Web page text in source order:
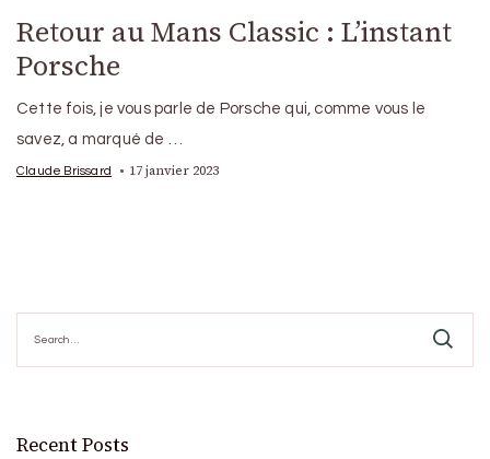
Retour au Mans Classic : L’instant
Porsche
Cette fois, je vous parle de Porsche qui, comme vous le
savez, a marqué de …
Claude Brissard 17 janvier 2023
for:
Recent Posts